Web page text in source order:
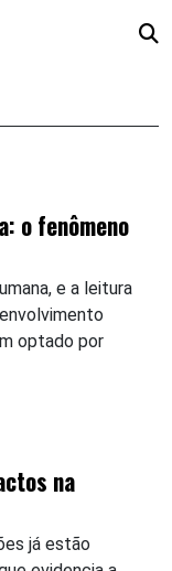
o fenômeno
e a leitura
optado por
na
já estão